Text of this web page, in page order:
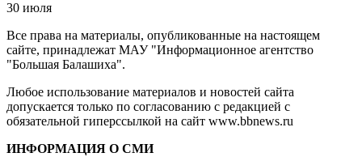
30 июля
Все права на материалы, опубликованные на настоящем
сайте, принадлежат МАУ "Информационное агентство
"Большая Балашиха".
Любое использование материалов и новостей сайта
допускается только по согласованию с редакцией с
обязательной гиперссылкой на сайт www.bbnews.ru
ИНФОРМАЦИЯ О СМИ